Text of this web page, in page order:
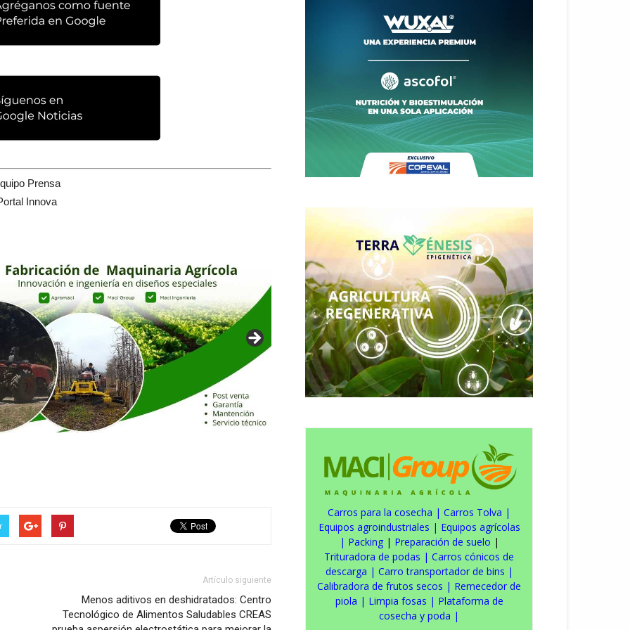
Prensa
Innova
Artículo siguiente
Menos aditivos en deshidratados: Centro
Tecnológico de Alimentos Saludables CREAS
Carros para la cosecha | Carros Tolva |
Equipos agroindustriales | Equipos agrícolas
| Packing| Preparación de suelo |
Trituradora de podas | Carros cónicos de
descarga | Carro transportador de bins |
Calibradora de frutos secos | Remecedor de
piola | Limpia fosas | Plataforma de
cosecha y poda |